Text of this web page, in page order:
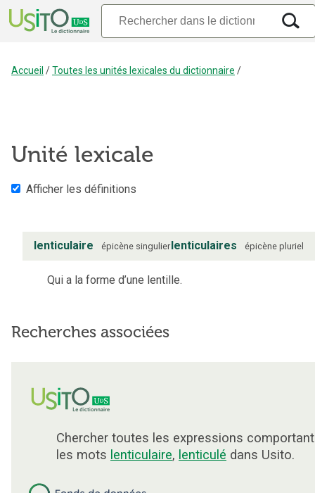
Accueil /Toutes les unités lexicales du dictionnaire /
Unité lexicale
Afficher les définitions
lenticulaire épicène singulierlenticulaires épicène pluriel
Qui a la forme d’une lentille.
Recherches associées
Chercher toutes les expressions comportant
les mots lenticulaire, lenticulé dans Usito.